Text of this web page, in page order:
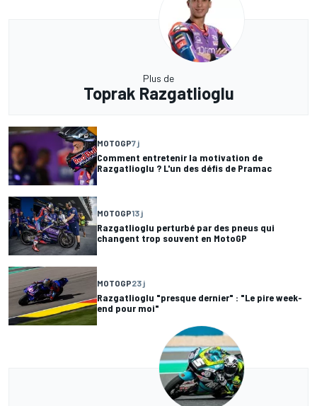
Plus de
Toprak Razgatlioglu
MOTOGP7 j
Comment entretenir la motivation de
Razgatlioglu ? L'un des défis de Pramac
MOTOGP13 j
Razgatlioglu perturbé par des pneus qui
changent trop souvent en MotoGP
MOTOGP23 j
Razgatlioglu "presque dernier" : "Le pire week-
end pour moi"